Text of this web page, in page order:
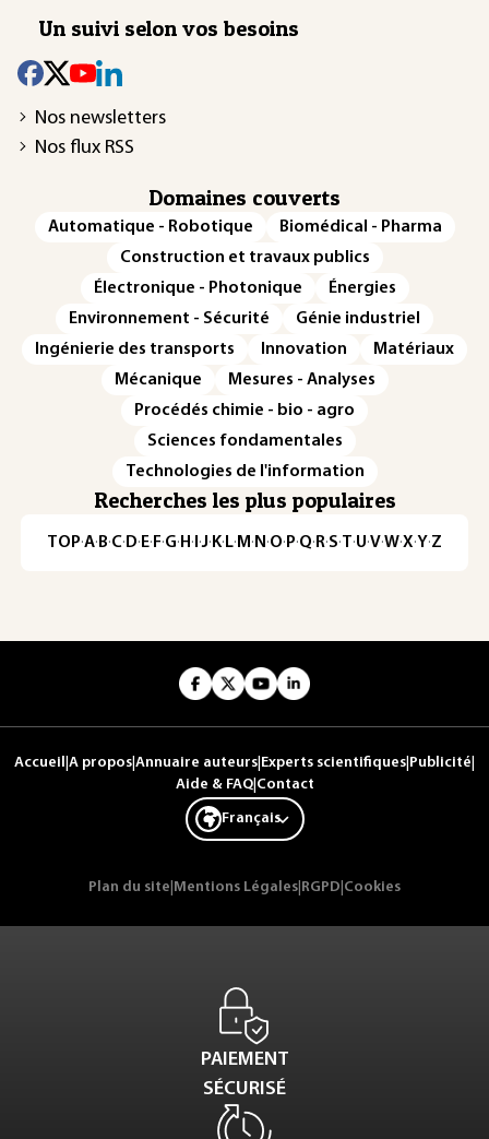
Un suivi selon vos besoins
Nos newsletters
Nos flux RSS
Domaines couverts
Automatique - Robotique
Biomédical - Pharma
Construction et travaux publics
Électronique - Photonique
Énergies
Environnement - Sécurité
Génie industriel
Ingénierie des transports
Innovation
Matériaux
Mécanique
Mesures - Analyses
Procédés chimie - bio - agro
Sciences fondamentales
Technologies de l'information
Recherches les plus populaires
TOP·A·B·C· D· E· F·G· H · ·J· K· L· M · N ·O· P·Q· R·S·T·U·V·W·X·Y·Z
Accueil A propos Annuaire auteurs Experts scientifiques Publicité
Aide & FAQ| Contact
Français
Plan du site Mentions Légales RGPD Cookies
PAIEMENT
SÉCURISÉ